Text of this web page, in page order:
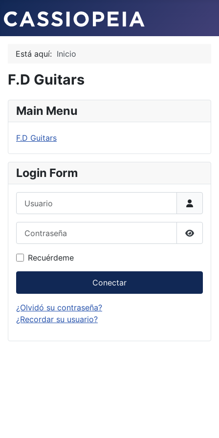
Está aquí: Inicio
F.D Guitars
Main Menu
F.D Guitars
Login Form
Recuérdeme
Conectar
¿Olvidó su contraseña?
¿Recordar su usuario?